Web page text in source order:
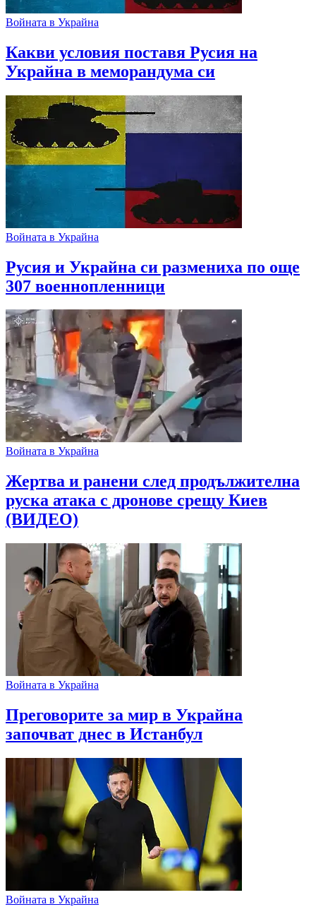
Войната в Украйна
Какви условия поставя Русия на
Украйна в меморандума си
Войната в Украйна
Русия и Украйна си размениха по още
307 военнопленници
Войната в Украйна
Жертва и ранени след продължителна
руска атака с дронове срещу Киев
(ВИДЕО)
Войната в Украйна
Преговорите за мир в Украйна
започват днес в Истанбул
Войната в Украйна